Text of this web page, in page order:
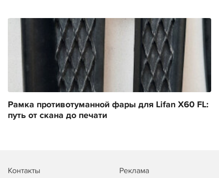
Рамка противотуманной фары для Lifan X60 FL:
путь от скана до печати
Контакты Реклама